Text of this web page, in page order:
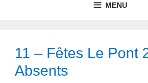
MENU
11 – Fêtes Le Pont
Absents